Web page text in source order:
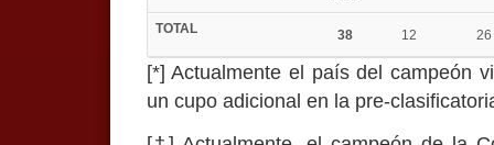
TOTAL 38 12 26
[*] Actualmente el país del campeón
un cupo adicional en la pre-